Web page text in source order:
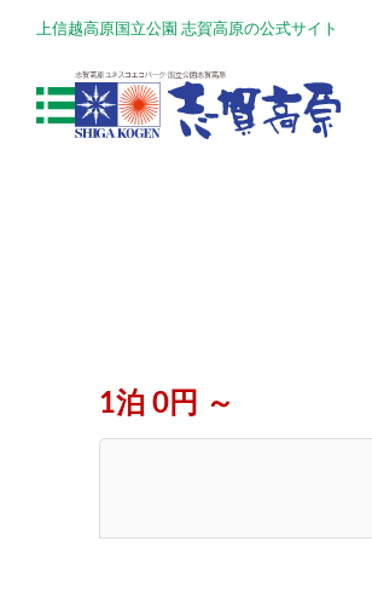
上信越高原国立公園 志賀高原の公式サイト
1泊 0円 ～